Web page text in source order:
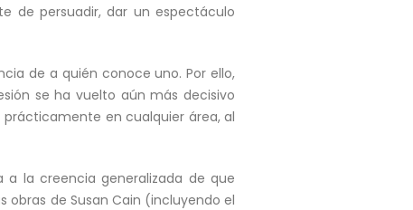
de persuadir, dar un espectáculo
de a quién conoce uno. Por ello,
se ha vuelto aún más decisivo
en cualquier área, al
la creencia generalizada de que
obras de Susan Cain (incluyendo el